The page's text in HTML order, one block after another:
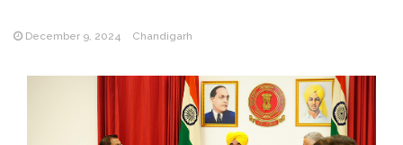
December 9, 2024 Chandigarh